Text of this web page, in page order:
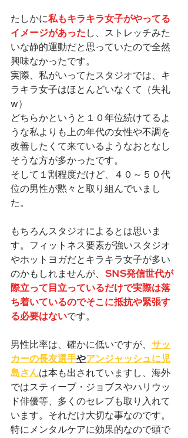
たしかに私もキラキラ女子がやってる
イメージがあった し、ストレッチみた
いな静的運動だと思っていたので全然
興味なかったです。
実際、私がいってたスタジオでは、キ
ラキラ女子はほとんどいなくて（失礼
w）
どちらかというと１０年位続けてるよ
うな私よりも上の年代の女性や不調を
改善したくて来ているようなおとなし
そうな方が多かったです。
そして１割程度だけど、４０～５０代
位の男性が黙々と取り組んでいまし
た。
もちろんスタジオによるとは思いま
す。フィットネス要素が強いスタジオ
やホットヨガだとキラキラ女子が多い
のかもしれませんが、 SNS発信世代が
際立って目立っているだけで実際は落
ち着いているのでそこに抵抗や緊張す
る必要はないです。
男性比率は、確かに低いですが、 サッ
カーの長友選手やアンジャッシュに児
島さんは本も出されていますし、海外
ではスティーブ・ジョブスやハリウッ
ド俳優等、多くのセレブも取り入れて
います。それだけ大切な事なのです。
特にメンタルケアに効果的なので頭で